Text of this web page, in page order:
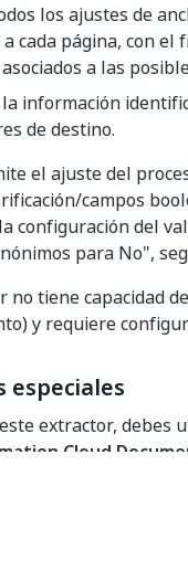
los ajustes de
a cada página, con el
a las
información
de destino.
el ajuste del
campos
configuración del
para No",
no tiene capacidad
y requiere
especiales
extractor, debes
Cloud